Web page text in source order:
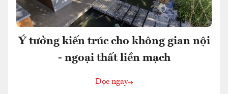
Ý tưởng kiến trúc cho không gian nội
- ngoại thất liền mạch
Đọc ngay